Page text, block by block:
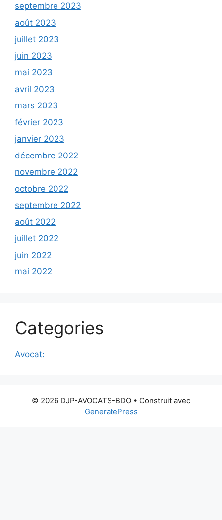
septembre 2023
août 2023
juillet 2023
juin 2023
mai 2023
avril 2023
mars 2023
février 2023
janvier 2023
décembre 2022
novembre 2022
octobre 2022
septembre 2022
août 2022
juillet 2022
juin 2022
mai 2022
Categories
Avocat:
© 2026 DJP-AVOCATS-BDO • Construit avec
GeneratePress